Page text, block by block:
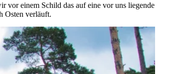
vor einem Schild das auf eine vor uns liegende
Osten verläuft.